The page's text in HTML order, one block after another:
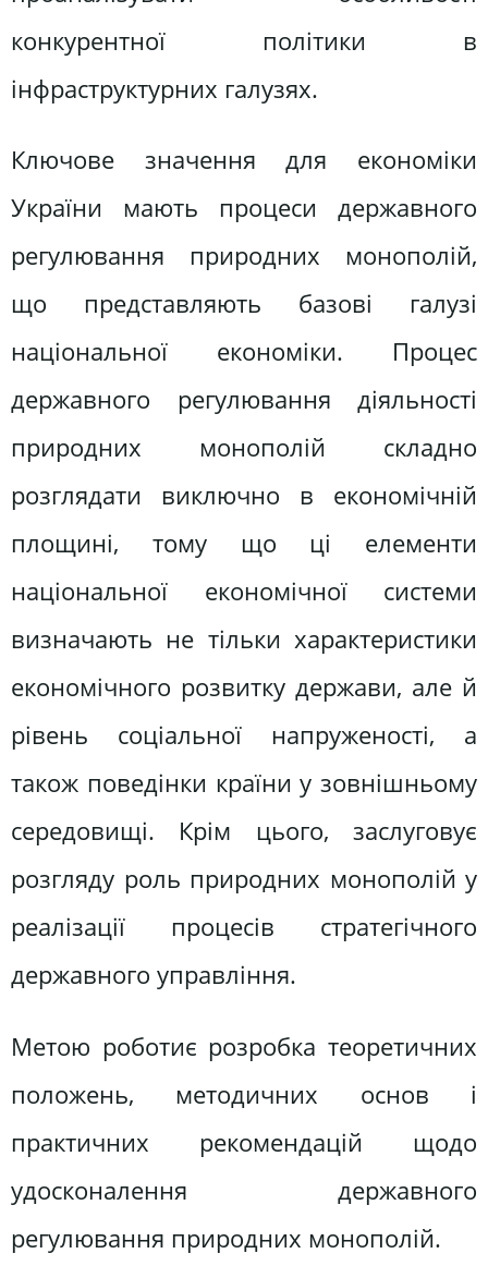
конкурентної політики в
інфраструктурних галузях.
Ключове значення для економіки
України мають процеси державного
регулювання природних монополій,
що представляють базові галузі
національної економіки. Процес
державного регулювання діяльності
природних монополій складно
розглядати виключно в економічній
площині, тому що ці елементи
національної економічної системи
визначають не тільки характеристики
економічного розвитку держави, але й
рівень соціальної напруженості, а
також поведінки країни у зовнішньому
середовищі. Крім цього, заслуговує
розгляду роль природних монополій у
реалізації процесів стратегічного
державного управління.
Метою роботиє розробка теоретичних
положень, методичних основ і
практичних рекомендацій щодо
удосконалення державного
регулювання природних монополій.